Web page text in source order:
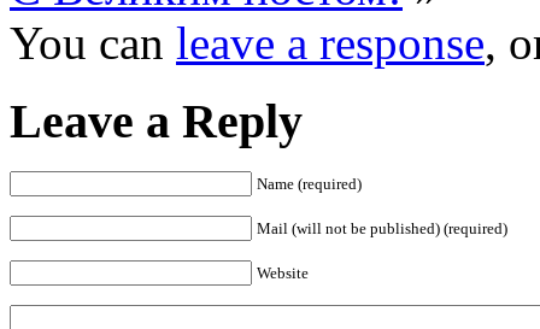
You can leave a response,
Leave a Reply
Name (required)
Mail (will not be published) (required)
Website